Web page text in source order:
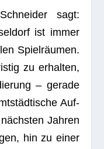
sagt:
ist immer
Spiel­räu­men.
zu erhal­ten,
– gerade
Auf­
Jah­ren
hin zu einer